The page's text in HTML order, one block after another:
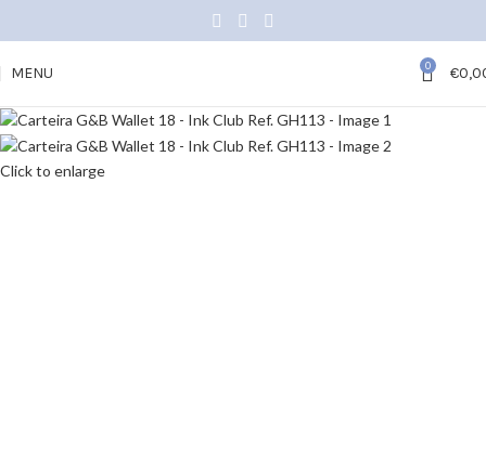
MENU 0 €
Click to enlarge